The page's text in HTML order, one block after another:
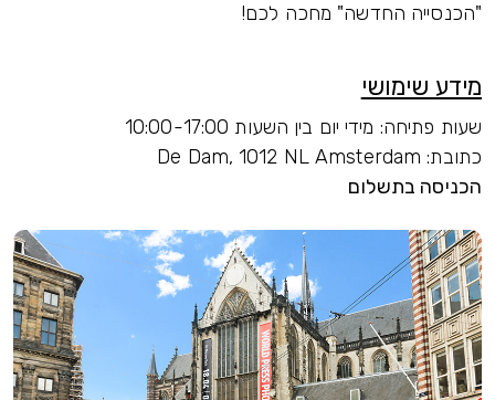
"הכנסייה החדשה" מחכה לכם!
מידע שימושי
שעות פתיחה: מידי יום בין השעות 10:00-17:00
כתובת: De Dam, 1012 NL Amsterdam
הכניסה בתשלום